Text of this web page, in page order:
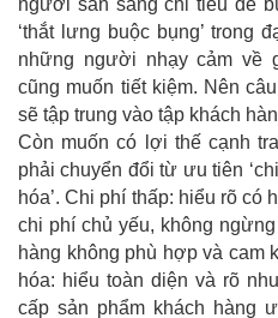
‘thắt lưng buộc bụng’ trong
những người nhạy cảm về
cũng muốn tiết kiệm. Nên
sẽ tập trung vào tập khách
Còn muốn có lợi thế cạnh
phải chuyển đổi từ ưu tiên
hóa’. Chi phí thấp: hiểu rõ có
chi phí chủ yếu, không
hàng không phù hợp và cam
hóa: hiểu toàn diện và rõ
cấp sản phẩm khách hàng